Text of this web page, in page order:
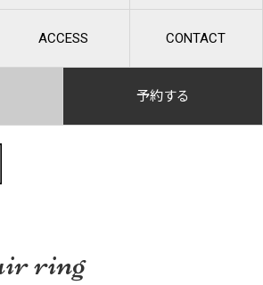
ACCESS CONTACT
予約する
ring